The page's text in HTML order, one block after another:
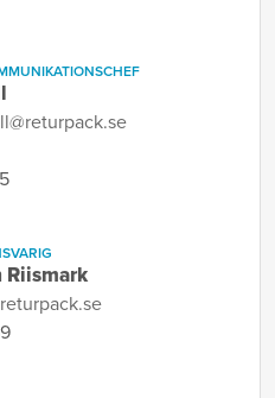
Riismark